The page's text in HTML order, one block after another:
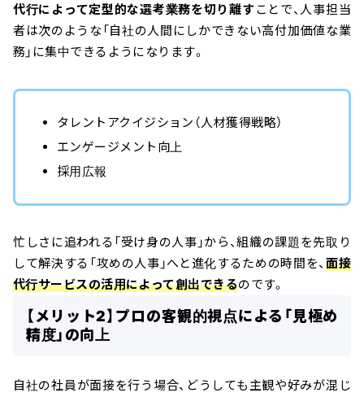
代行によって定型的な選考業務を切り離すことで、人事担当
者は次のような「自社の人間にしかできない高付加価値な業
務」に集中できるようになります。
タレントアクイジション（人材獲得戦略）
エンゲージメント向上
採用広報
忙しさに追われる「受け身の人事」から、組織の課題を先取り
して解決する「攻めの人事」へと進化するための時間を、 面接
代行サービスの活用によって創出できるのです。
【メリット2】プロの客観的視点による「見極め
精度」の向上
自社の社員が面接を行う場合、どうしても主観や好みが混じ